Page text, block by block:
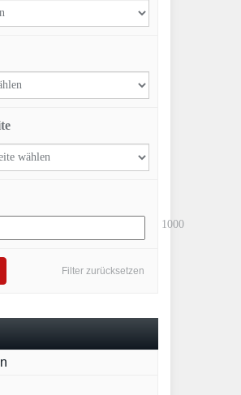
1000
Filter zurücksetzen